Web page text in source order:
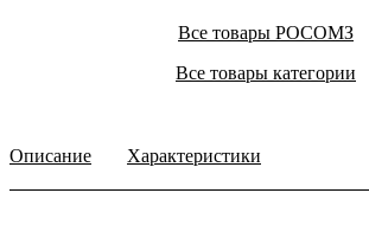
Все товары РОСОМЗ
Все товары категории
Описание Характеристики